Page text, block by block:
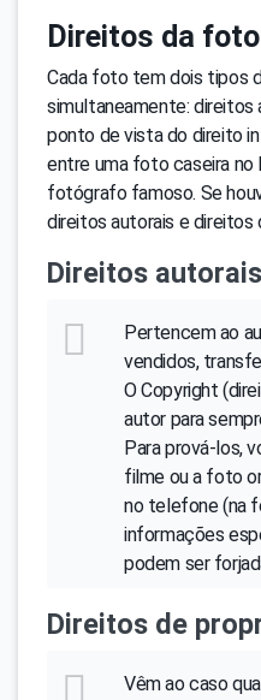
Direitos da foto
Cada foto tem dois tipos
simultaneamente: direitos
ponto de vista do direito
entre uma foto caseira no
fotógrafo famoso. Se
direitos autorais e direitos
Direitos autorais
Pertencem ao
vendidos,
O Copyright
autor para
Para prová-los,
filme ou a foto
no telefone (na
informações
podem ser
Direitos de
Vêm ao caso